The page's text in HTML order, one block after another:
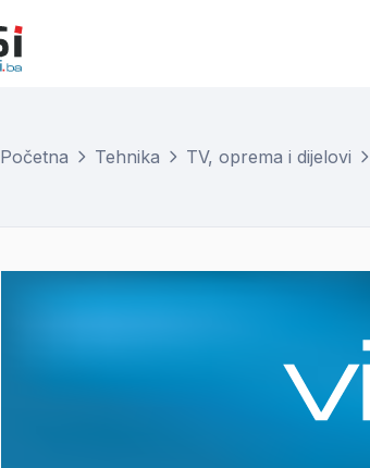
Početna Tehnika TV, oprema i dijelovi